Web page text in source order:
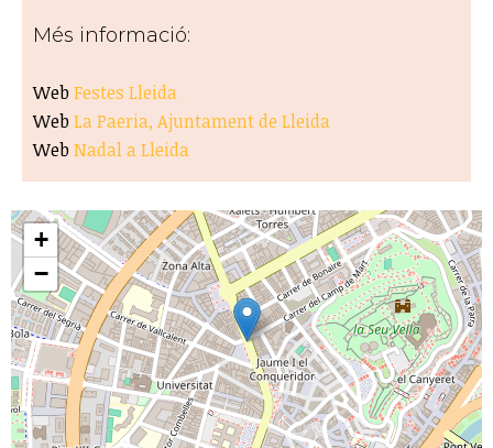
Més informació:
WebFestes Lleida
WebLa Paeria, Ajuntament de Lleida
WebNadal a Lleida
+
−